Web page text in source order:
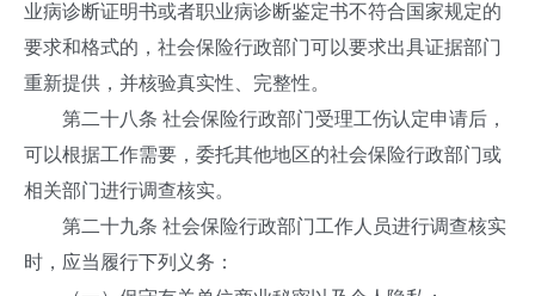
业病诊断证明书或者职业病诊断鉴定书不符合国家规定的
要求和格式的，社会保险行政部门可以要求出具证据部门
重新提供，并核验真实性、完整性。
第二十八条 社会保险行政部门受理工伤认定申请后，
可以根据工作需要，委托其他地区的社会保险行政部门或
相关部门进行调查核实。
第二十九条 社会保险行政部门工作人员进行调查核实
时，应当履行下列义务：